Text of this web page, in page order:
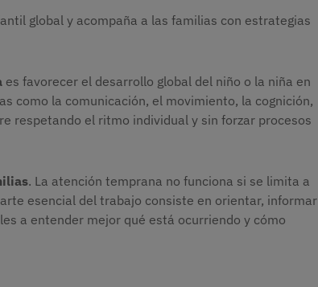
global y acompaña a las familias con estrategias
es favorecer el desarrollo global del niño o la niña en
como la comunicación, el movimiento, la cognición,
respetando el ritmo individual y sin forzar procesos
. La atención temprana no funciona si se limita a
esencial del trabajo consiste en orientar, informar
a entender mejor qué está ocurriendo y cómo